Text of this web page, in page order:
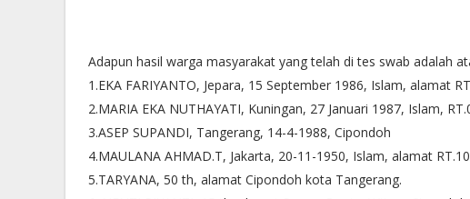
Adapun hasil warga masyarakat yang telah di tes swab adalah
1.EKA FARIYANTO, Jepara, 15 September 1986, Islam, alamat
2.MARIA EKA NUTHAYATI, Kuningan, 27 Januari 1987, Islam,
3.ASEP SUPANDI, Tangerang, 14-4-1988, Cipondoh
4.MAULANA AHMAD.T, Jakarta, 20-11-1950, Islam, alamat
5.TARYANA, 50 th, alamat Cipondoh kota Tangerang.